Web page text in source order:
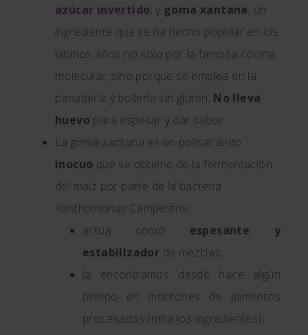
azúcar invertido, y goma xantana, un
ingrediente que se ha hecho popular en los
últimos años no solo por la famosa cocina
molecular, sino porque se emplea en la
panadería y bollería sin gluten. No lleva
huevo para espesar y dar sabor.
La goma xantana es un polisacárido
inocuo que se obtiene de la fermentación
del maíz por parte de la bacteria
Xanthomonas Campestris:
actúa como espesante y
estabilizador de mezclas,
la encontramos desde hace algún
tiempo en montones de alimentos
procesados (mira los ingredientes);